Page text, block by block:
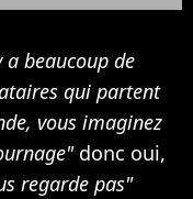
beaucoup de
qui partent
vous imaginez
donc oui,
regarde pas"